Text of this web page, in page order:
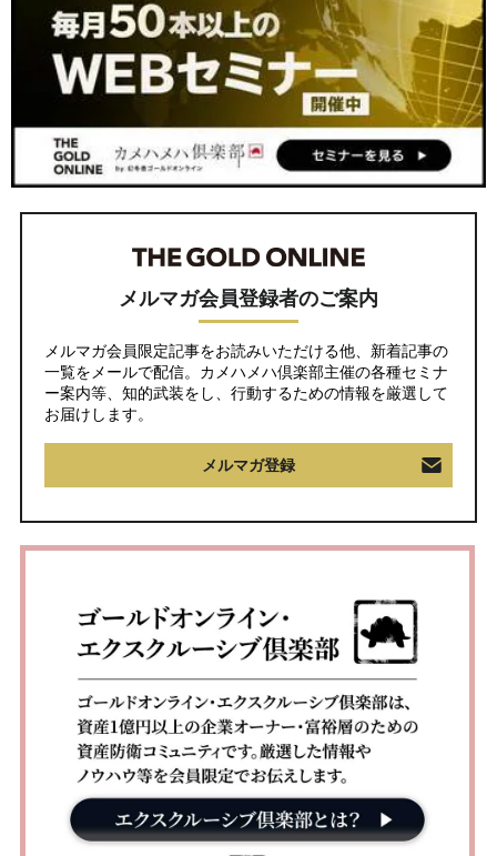
メルマガ会員登録者のご案内
メルマガ会員限定記事をお読みいただける他、新着記事の
一覧をメールで配信。カメハメハ倶楽部主催の各種セミナ
ー案内等、知的武装をし、行動するための情報を厳選して
お届けします。
メルマガ登録